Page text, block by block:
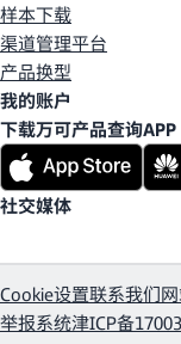
样本下载
渠道管理平台
产品换型
我的账户
下载万可产品查询APP
社交媒体
Cookie设置联系我们
举报系统津ICP备